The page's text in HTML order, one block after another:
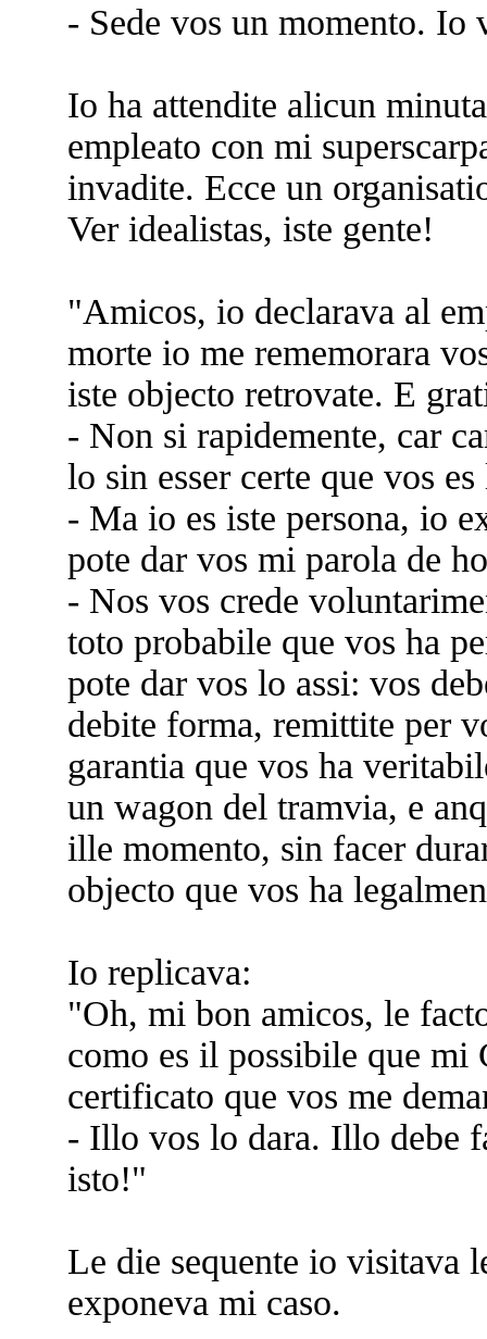
- Sede vos un momento. Io
Io ha attendite alicun
empleato con mi
invadite. Ecce un
Ver idealistas, iste gente!
"Amicos, io declarava al
morte io me rememorara
iste objecto retrovate. E
- Non si rapidemente, car
lo sin esser certe que vos
- Ma io es iste persona, io
pote dar vos mi parola de
- Nos vos crede
toto probabile que vos ha
pote dar vos lo assi: vos
debite forma, remittite per
garantia que vos ha
un wagon del tramvia, e
ille momento, sin facer
objecto que vos ha
Io replicava:
"Oh, mi bon amicos, le
como es il possibile que mi
certificato que vos me
- Illo vos lo dara. Illo debe
isto!"
Le die sequente io visitava
exponeva mi caso.